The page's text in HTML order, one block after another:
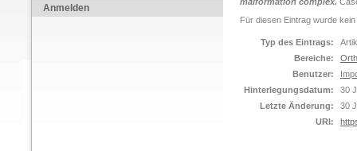
Anmelden
Für diesen Eintrag wurde
Typ des Eintrags:
Bereiche:
Benutzer:
Hinterlegungsdatum:
30
Letzte Änderung:
30
URI: